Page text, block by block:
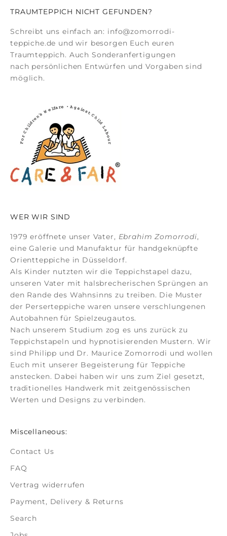
TRAUMTEPPICH NICHT GEFUNDEN?
Schreibt uns einfach an: info@zomorrodi-
teppiche.de und wir besorgen Euch euren
Traumteppich. Auch Sonderanfertigungen
nach persönlichen Entwürfen und Vorgaben sind
möglich.
WER WIR SIND
1979 eröffnete unser Vater, Ebrahim Zomorrodi,
eine Galerie und Manufaktur für handgeknüpfte
Orientteppiche in Düsseldorf.
Als Kinder nutzten wir die Teppichstapel dazu,
unseren Vater mit halsbrecherischen Sprüngen an
den Rande des Wahnsinns zu treiben. Die Muster
der Perserteppiche waren unsere verschlungenen
Autobahnen für Spielzeugautos.
Nach unserem Studium zog es uns zurück zu
Teppichstapeln und hypnotisierenden Mustern. Wir
sind Philipp und Dr. Maurice Zomorrodi und wollen
Euch mit unserer Begeisterung für Teppiche
anstecken. Dabei haben wir uns zum Ziel gesetzt,
traditionelles Handwerk mit zeitgenössischen
Werten und Designs zu verbinden.
Miscellaneous:
Contact Us
FAQ
Vertrag widerrufen
Payment, Delivery & Returns
Search